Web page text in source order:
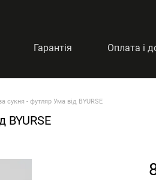
Гарантія Оплата і
сукня - футляр Ума від BYURSE